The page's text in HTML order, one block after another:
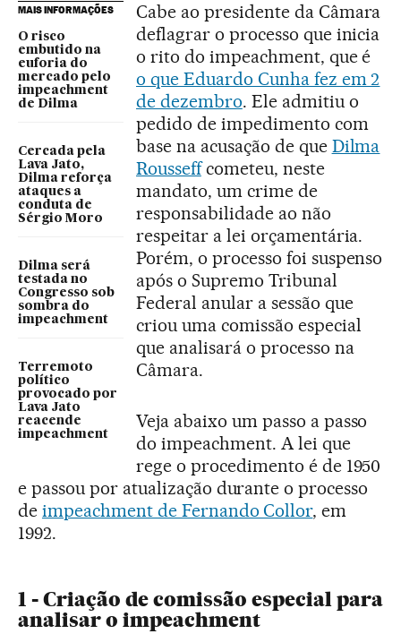
MAIS INFORMAÇÕES
O risco
embutido na
euforia do
mercado pelo
impeachment
de Dilma
Cercada pela
Lava Jato,
Dilma reforça
ataques a
conduta de
Sérgio Moro
Dilma será
testada no
Congresso sob
sombra do
impeachment
Terremoto
político
provocado por
Lava Jato
reacende
impeachment
Cabe ao presidente da Câmara
deflagrar o processo que inicia
o rito do impeachment, que é
o que Eduardo Cunha fez em 2
de dezembro. Ele admitiu o
pedido de impedimento com
base na acusação de que Dilma
Rousseffcometeu, neste
mandato, um crime de
responsabilidade ao não
respeitar a lei orçamentária.
Porém, o processo foi suspenso
após o Supremo Tribunal
Federal anular a sessão que
criou uma comissão especial
que analisará o processo na
Câmara.
Veja abaixo um passo a passo
do impeachment. A lei que
rege o procedimento é de 1950
e passou por atualização durante o processo
de impeachment de Fernando Collor, em
1992.
1 - Criação de comissão especial para
analisar o impeachment